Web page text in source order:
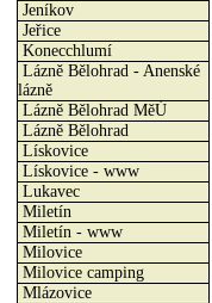
Jeníkov
Jeřice
Konecchlumí
Lázně Bělohrad - Anenské
lázně
Lázně Bělohrad MěÚ
Lázně Bělohrad
Lískovice
Lískovice - www
Lukavec
Miletín
Miletín - www
Milovice
Milovice camping
Mlázovice